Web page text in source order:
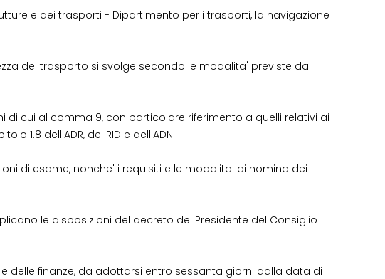
e dei trasporti - Dipartimento per i trasporti, la navigazione
del trasporto si svolge secondo le modalita' previste dal
cui al comma 9, con particolare riferimento a quelli relativi ai
1.8 dell'ADR, del RID e dell'ADN.
di esame, nonche' i requisiti e le modalita' di nomina dei
le disposizioni del decreto del Presidente del Consiglio
delle finanze, da adottarsi entro sessanta giorni dalla data di